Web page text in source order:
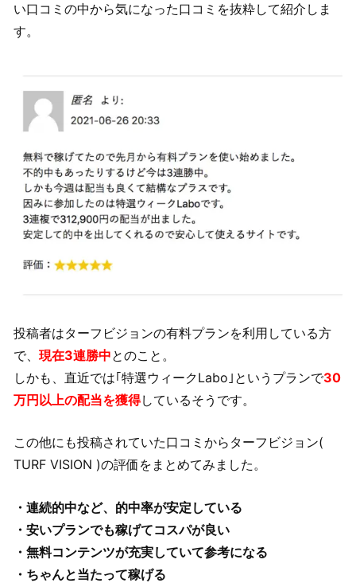
い口コミの中から気になった口コミを抜粋して紹介しま
す。
投稿者はターフビジョンの有料プランを利用している方
で、 現在3連勝中とのこと。
しかも、直近では｢特選ウィークLabo｣というプランで30
万円以上の配当を獲得しているそうです。
この他にも投稿されていた口コミからターフビジョン(
TURF VISION )の評価をまとめてみました。
・連続的中など、的中率が安定している
・安いプランでも稼げてコスパが良い
・無料コンテンツが充実していて参考になる
・ちゃんと当たって稼げる